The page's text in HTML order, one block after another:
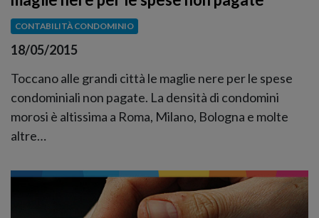
CONTABILITÀ CONDOMINIO
18/05/2015
Toccano alle grandi città le maglie nere per le spese
condominiali non pagate. La densità di condomini
morosi è altissima a Roma, Milano, Bologna e molte
altre…